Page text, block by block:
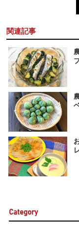
関連記事
Category